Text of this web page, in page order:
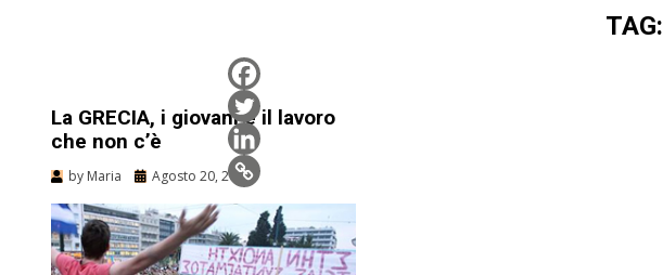
TAG:
La GRECIA, i giovani e il lavoro
che non c’è
by Maria Agosto 20, 2012